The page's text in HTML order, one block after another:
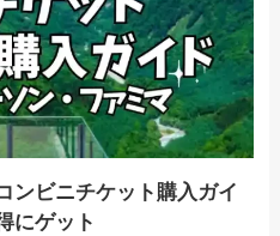
ンビニチケット購入ガイ
にゲット